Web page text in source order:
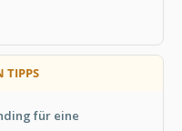
TIPPS
für eine